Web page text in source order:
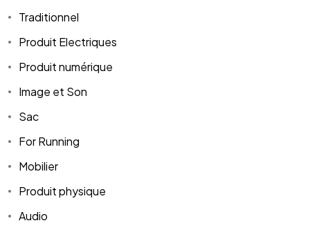
Traditionnel
Produit Electriques
Produit numérique
Image et Son
Sac
For Running
Mobilier
Produit physique
Audio